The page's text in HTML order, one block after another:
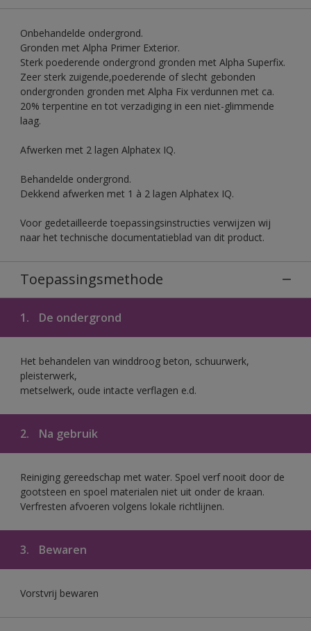
Onbehandelde ondergrond.
Gronden met Alpha Primer Exterior.
Sterk poederende ondergrond gronden met Alpha Superfix.
Zeer sterk zuigende,poederende of slecht gebonden
ondergronden gronden met Alpha Fix verdunnen met ca.
20% terpentine en tot verzadiging in een niet-glimmende
laag.
Afwerken met 2 lagen Alphatex IQ.
Behandelde ondergrond.
Dekkend afwerken met 1 à 2 lagen Alphatex IQ.
Voor gedetailleerde toepassingsinstructies verwijzen wij
naar het technische documentatieblad van dit product.
Toepassingsmethode
1. De ondergrond
Het behandelen van winddroog beton, schuurwerk,
pleisterwerk,
metselwerk, oude intacte verflagen e.d.
2. Na gebruik
Reiniging gereedschap met water. Spoel verf nooit door de
gootsteen en spoel materialen niet uit onder de kraan.
Verfresten afvoeren volgens lokale richtlijnen.
3. Bewaren
Vorstvrij bewaren